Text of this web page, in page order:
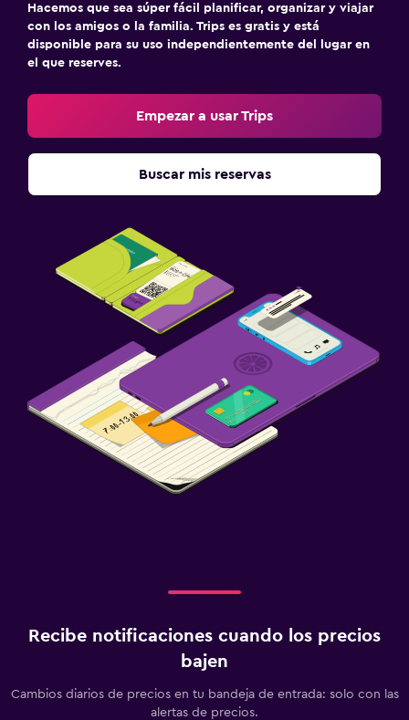
Hacemos que sea súper fácil planificar, organizar y viajar
con los amigos o la familia. Trips es gratis y está
disponible para su uso independientemente del lugar en
el que reserves.
Empezar a usar Trips
Buscar mis reservas
Recibe notificaciones cuando los precios
bajen
Cambios diarios de precios en tu bandeja de entrada: solo con las
alertas de precios.